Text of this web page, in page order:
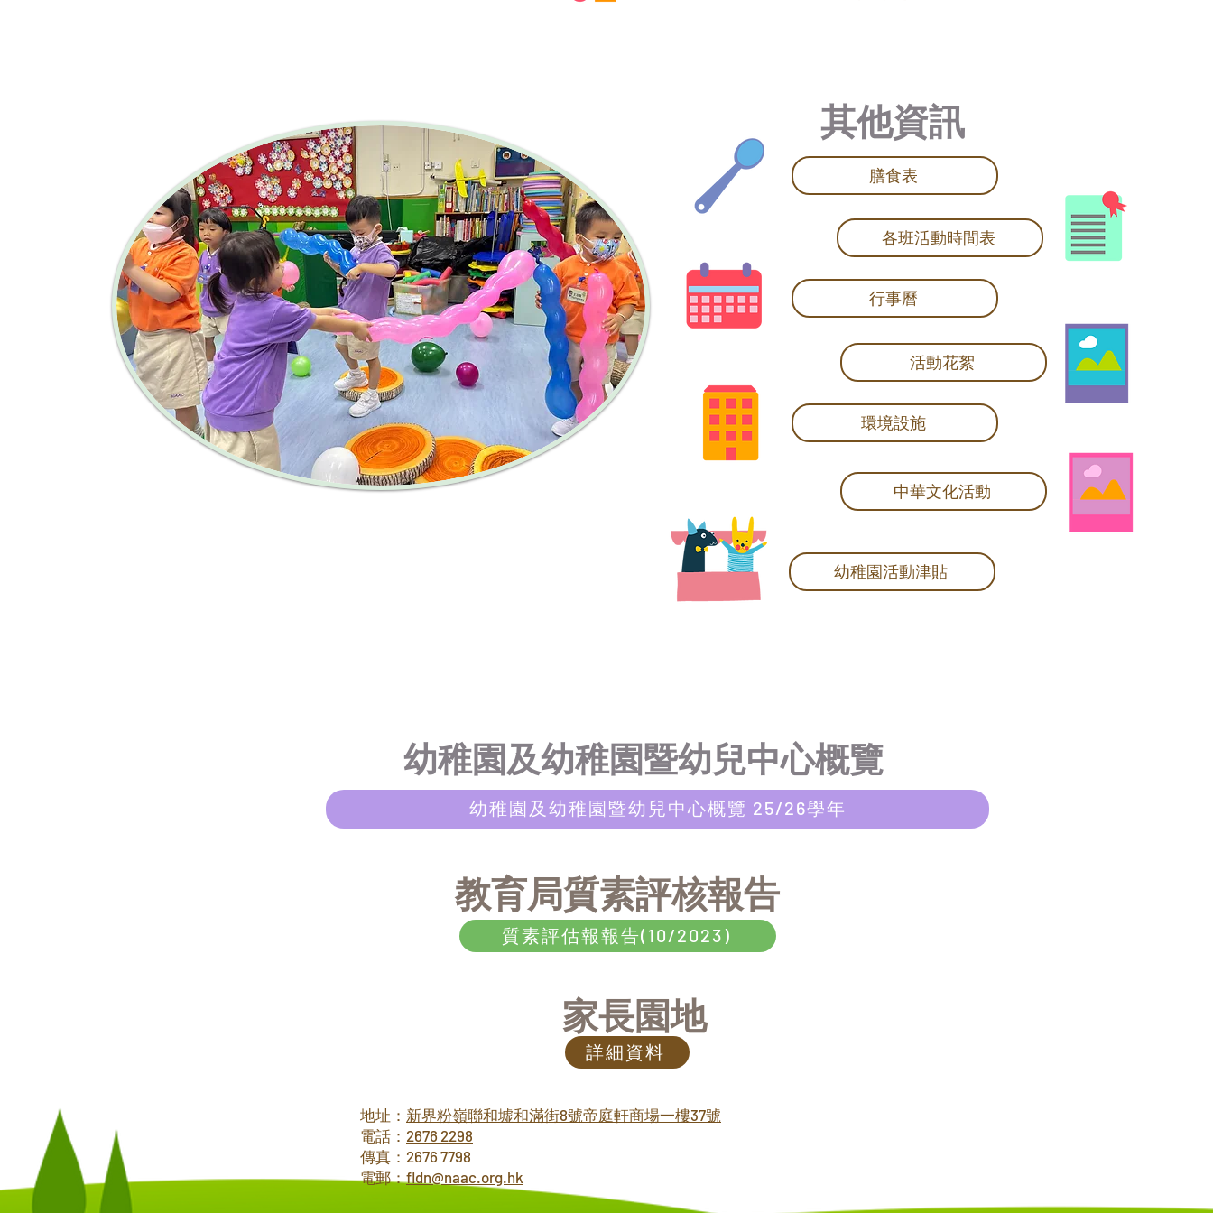
膳食表
各班活動時間表
行事曆
活動花絮
中華文化活動
環境設施
幼稚園活動津貼
幼稚園及幼稚園暨幼兒中心概覽
幼稚園及幼稚園暨幼兒中心概覽 25/26學年
​教育局質素評核報告
質素評估報報告(10/2023)
家長園地
詳細資料
其他資訊
地址： 新界粉嶺聯和墟和滿街8號帝庭軒商場一樓37號
電話： 2676 2298
傳真：2676 7798
電郵：fldn@naac.org.hk